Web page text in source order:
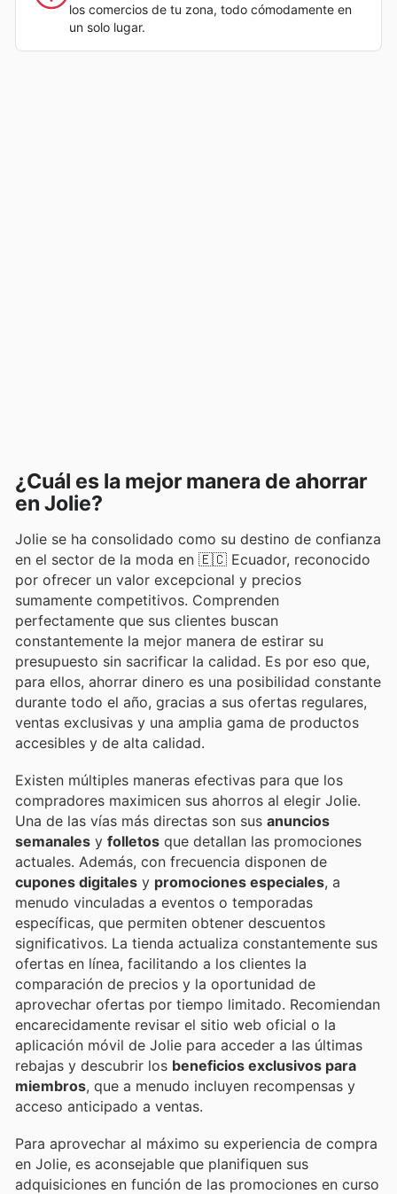
los comercios de tu zona, todo cómodamente en
un solo lugar.
¿Cuál es la mejor manera de ahorrar
en Jolie?
Jolie se ha consolidado como su destino de confianza
en el sector de la moda en 🇪🇨 Ecuador, reconocido
por ofrecer un valor excepcional y precios
sumamente competitivos. Comprenden
perfectamente que sus clientes buscan
constantemente la mejor manera de estirar su
presupuesto sin sacrificar la calidad. Es por eso que,
para ellos, ahorrar dinero es una posibilidad constante
durante todo el año, gracias a sus ofertas regulares,
ventas exclusivas y una amplia gama de productos
accesibles y de alta calidad.
Existen múltiples maneras efectivas para que los
compradores maximicen sus ahorros al elegir Jolie.
Una de las vías más directas son sus anuncios
semanales y folletos que detallan las promociones
actuales. Además, con frecuencia disponen de
cupones digitales y promociones especiales, a
menudo vinculadas a eventos o temporadas
específicas, que permiten obtener descuentos
significativos. La tienda actualiza constantemente sus
ofertas en línea, facilitando a los clientes la
comparación de precios y la oportunidad de
aprovechar ofertas por tiempo limitado. Recomiendan
encarecidamente revisar el sitio web oficial o la
aplicación móvil de Jolie para acceder a las últimas
rebajas y descubrir los beneficios exclusivos para
miembros, que a menudo incluyen recompensas y
acceso anticipado a ventas.
Para aprovechar al máximo su experiencia de compra
en Jolie, es aconsejable que planifiquen sus
adquisiciones en función de las promociones en curso